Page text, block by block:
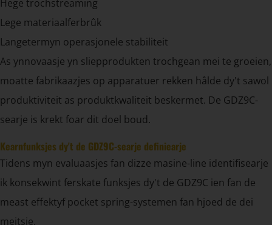
Hege trochstreaming
Lege materiaalferbrûk
Langetermyn operasjonele stabiliteit
As ynnovaasje yn sliepprodukten trochgean mei te groeien,
moatte fabrikaazjes op apparatuer rekken hâlde dy't sawol
produktiviteit as produktkwaliteit beskermet. De GDZ9C-
searje is krekt foar dit doel boud.
Kearnfunksjes dy't de GDZ9C-searje definiearje
Tidens myn evaluaasjes fan dizze masine-line identifisearje
ik konsekwint ferskate funksjes dy't de GDZ9C ien fan de
meast effektyf pocket spring-systemen fan hjoed de dei
meitsje.